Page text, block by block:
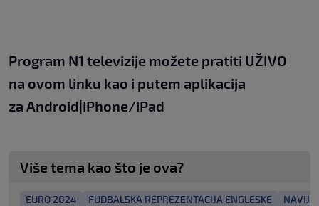
Program N1 televizije možete pratiti UŽIVO
na ovom linku kao i putem aplikacija
za Android|iPhone/iPad
Više tema kao što je ova?
EURO 2024 FUDBALSKA REPREZENTACIJA ENGLESKE